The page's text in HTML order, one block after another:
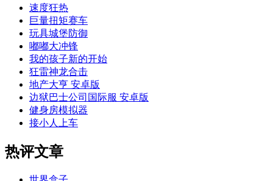
速度狂热
巨量扭矩赛车
玩具城堡防御
嘟嘟大冲锋
我的孩子新的开始
狂雷神龙合击
地产大亨 安卓版
边狱巴士公司国际服 安卓版
健身房模拟器
接小人上车
热评文章